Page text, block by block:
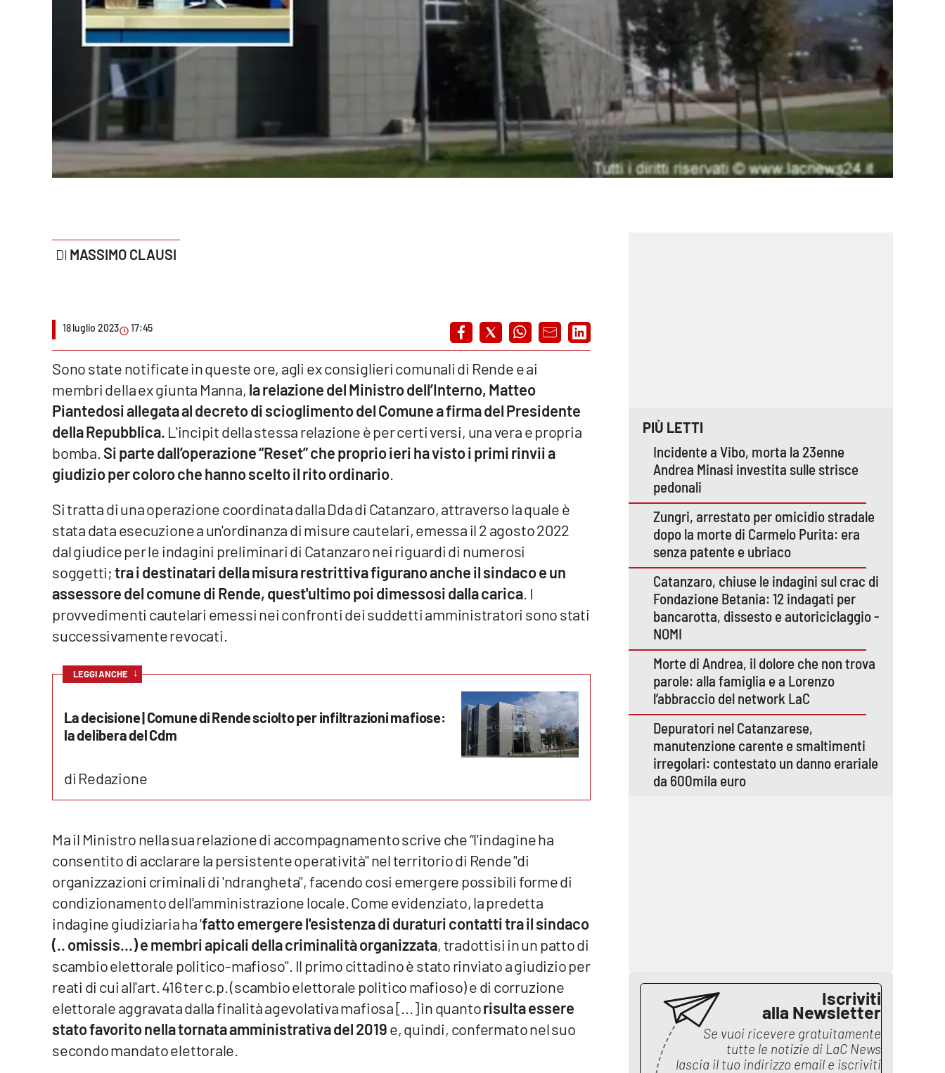
Rubriche
Good Morning Vietnam
Leggendo Alvaro insieme
Venti di comunicazione
Vibo Valentia
Lamezia Terme
Calabriavisione
Destinazioni
MASSIMO CLAUSI
18 luglio 2023 17:45
Sono state notificate in queste ore, agli ex consiglieri comunali di Rende e ai
membri della ex giunta Manna, la relazione del Ministro dell’Interno, Matteo
Piantedosi allegata al decreto di scioglimento del Comune a firma del Presidente
della Repubblica. L'incipit della stessa relazione è per certi versi, una vera e propria
bomba. Si parte dall’operazione “Reset” che proprio ieri ha visto i primi rinvii a
giudizio per coloro che hanno scelto il rito ordinario
Si tratta di una operazione coordinata dalla Dda di Catanzaro, attraverso la quale è
stata data esecuzione a un'ordinanza di misure cautelari, emessa il 2 agosto 2022
dal giudice per le indagini preliminari di Catanzaro nei riguardi di numerosi
soggetti;tra i destinatari della misura restrittiva figurano anche il sindaco e un
assessore del comune di Rende, quest'ultimo poi dimessosi dalla carica . I
provvedimenti cautelari emessi nei confronti dei suddetti amministratori sono stati
successivamente revocati.
LEGGI ANCHE ↓
La decisione | Comune di Rende sciolto per infiltrazioni mafiose:
la delibera del Cdm
di Redazione
Ma il Ministro nella sua relazione di accompagnamento scrive che “l'indagine ha
consentito di acclarare la persistente operatività" nel territorio di Rende "di
organizzazioni criminali di 'ndrangheta", facendo cosi emergere possibili forme di
condizionamento dell'amministrazione locale. Come evidenziato, la predetta
indagine giudiziaria ha 'fatto emergere l'esistenza di duraturi contatti tra il sindaco
(.. omissis...) e membri apicali della criminalità organizzata, tradottisi in un patto di
scambio elettorale politico-mafioso". Il primo cittadino è stato rinviato a giudizio per
reati di cui all'art. 416 ter c.p. (scambio elettorale politico mafioso) e di corruzione
elettorale aggravata dalla finalità agevolativa mafiosa [...] in quantorisulta essere
stato favorito nella tornata amministrativa del 2019e, quindi, confermato nel suo
secondo mandato elettorale.
PIÙ LETTI
Incidente a Vibo, morta la 23enne
Andrea Minasi investita sulle strisce
pedonali
Zungri, arrestato per omicidio stradale
dopo la morte di Carmelo Purita: era
senza patente e ubriaco
Catanzaro, chiuse le indagini sul crac di
Fondazione Betania: 12 indagati per
bancarotta, dissesto e autoriciclaggio -
NOMI
Morte di Andrea, il dolore che non trova
parole: alla famiglia e a Lorenzo
l’abbraccio del network LaC
Depuratori nel Catanzarese,
manutenzione carente e smaltimenti
irregolari: contestato un danno erariale
da 600mila euro
Iscriviti
alla Newsletter
Se vuoi ricevere gratuitamente
tutte le notizie di LaC News
lascia il tuo indirizzo email e iscriviti